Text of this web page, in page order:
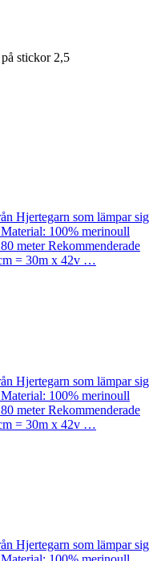
stickor 2,5
Hjertegarn som lämpar sig
100% merinoull
meter Rekommenderade
= 30m x 42v …
Hjertegarn som lämpar sig
100% merinoull
meter Rekommenderade
= 30m x 42v …
Hjertegarn som lämpar sig